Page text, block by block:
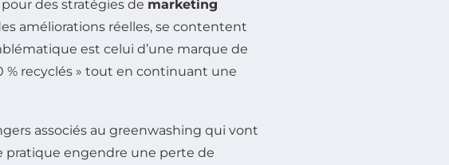
des stratégies de marketing
améliorations réelles, se contentent
est celui d’une marque de
recyclés » tout en continuant une
associés au greenwashing qui vont
pratique engendre une perte de